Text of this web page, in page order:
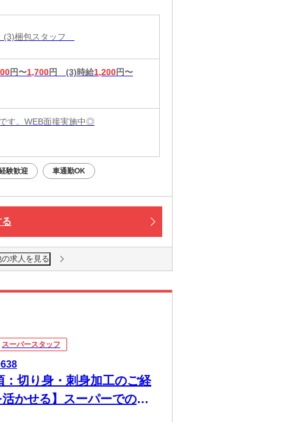
梱包スタッフ
円〜1,700円 (3)時給1,200円〜
す。WEB面接実施中◎
験歓迎 車通勤OK
求人を見る
スーパースタッフ
：切り身・刺身加工のご経
かせる】スーパーでの鮮